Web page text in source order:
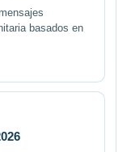
basados en